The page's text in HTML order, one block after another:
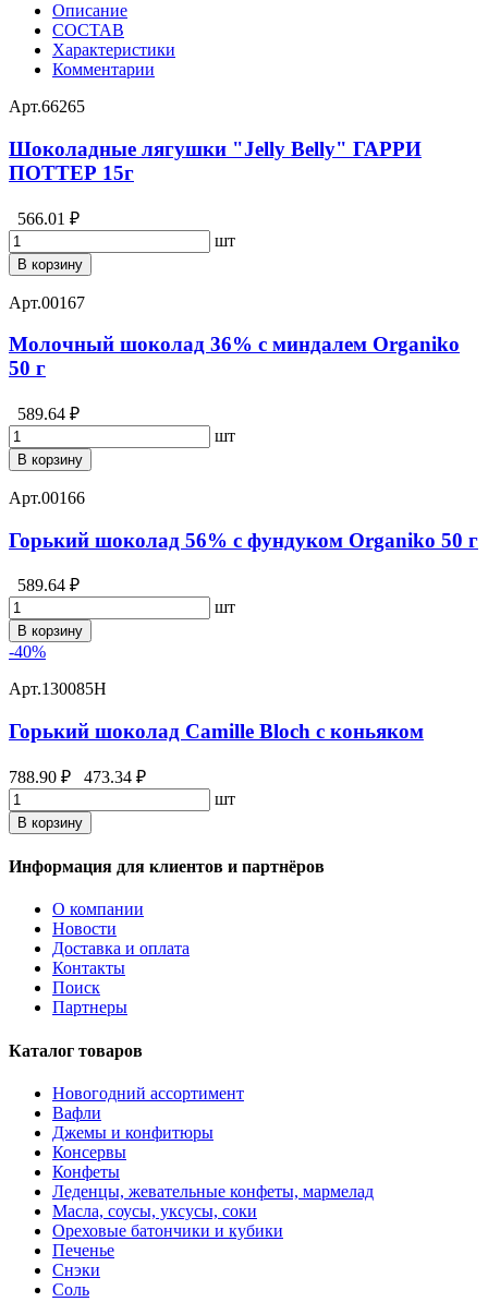
Описание
СОСТАВ
Характеристики
Комментарии
Арт.66265
Шоколадные лягушки "Jelly Belly" ГАРРИ
ПОТТЕР 15г
566.01 ₽
шт
В корзину
Арт.00167
Молочный шоколад 36% с миндалем Organiko
50 г
589.64 ₽
шт
В корзину
Арт.00166
Горький шоколад 56% с фундуком Organiko 50 г
589.64 ₽
шт
В корзину
-40%
Арт.130085Н
Горький шоколад Camille Bloch с коньяком
788.90 ₽
473.34 ₽
шт
В корзину
Информация для клиентов и партнёров
О компании
Новости
Доставка и оплата
Контакты
Поиск
Партнеры
Каталог товаров
Новогодний ассортимент
Вафли
Джемы и конфитюры
Консервы
Конфеты
Леденцы, жевательные конфеты, мармелад
Масла, соусы, уксусы, соки
Ореховые батончики и кубики
Печенье
Снэки
Соль